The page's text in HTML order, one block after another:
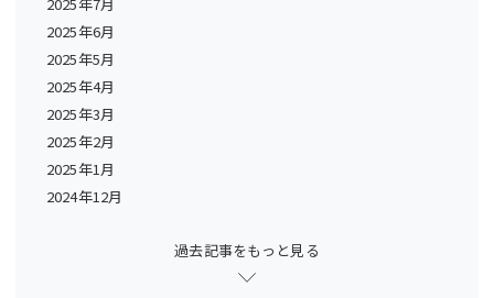
2025年6月
2025年5月
2025年4月
2025年3月
2025年2月
2025年1月
2024年12月
過去記事をもっと見る